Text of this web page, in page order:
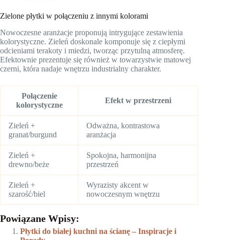
Zielone płytki w połączeniu z innymi kolorami
Nowoczesne aranżacje proponują intrygujące zestawienia
kolorystyczne. Zieleń doskonale komponuje się z ciepłymi
odcieniami terakoty i miedzi, tworząc przytulną atmosferę.
Efektownie prezentuje się również w towarzystwie matowej
czerni, która nadaje wnętrzu industrialny charakter.
Połączenie
kolorystyczne
Efekt w przestrzeni
Zieleń +
granat/burgund
Odważna, kontrastowa
aranżacja
Zieleń +
drewno/beże
Spokojna, harmonijna
przestrzeń
Zieleń +
szarość/biel
Wyrazisty akcent w
nowoczesnym wnętrzu
Powiązane Wpisy:
Płytki do białej kuchni na ścianę – Inspiracje i